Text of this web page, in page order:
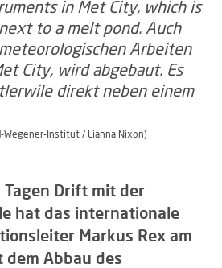
Wegener-Institut / Lianna Nixon)
Drift mit der
hat das internationale
Markus Rex am
Abbau des